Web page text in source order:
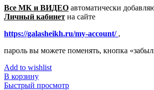
Все МК и ВИДЕО автоматически
Личный кабинет на сайте
https://galasheikh.ru/my-account/ ,
пароль вы можете поменять, кнопка
Add to wishlist
В корзину
Быстрый просмотр